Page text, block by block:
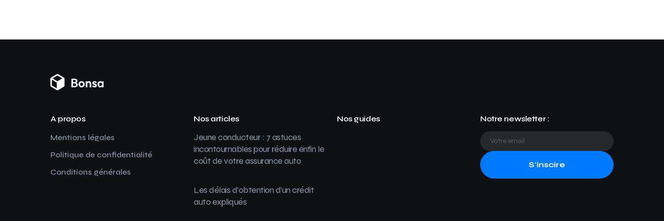
A propos
Mentions légales
Politique de confidentialité
Conditions générales
Nos articles
Jeune conducteur : 7 astuces
incontournables pour réduire enfin le
coût de votre assurance auto
Les délais d’obtention d’un crédit
auto expliqués
Nos guides Notre newsletter :
S'inscire